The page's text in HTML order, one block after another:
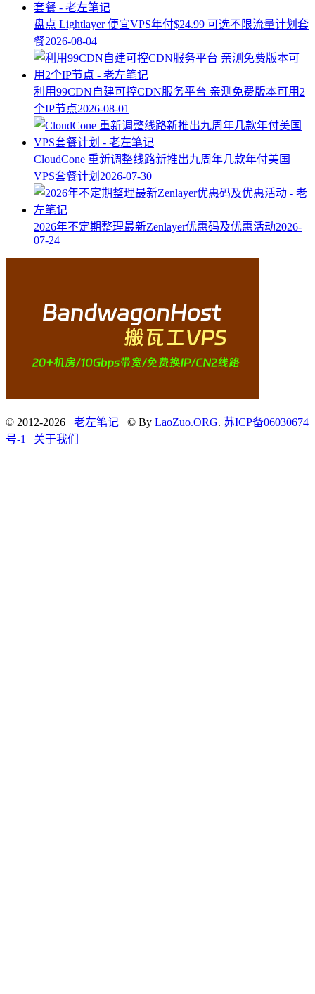
盘点 Lightlayer 便宜VPS年付$24.99 可选不限流量计划套
餐2026-08-04
利用99CDN自建可控CDN服务平台 亲测免费版本可用2
个IP节点2026-08-01
CloudCone 重新调整线路新推出九周年几款年付美国
VPS套餐计划 2026-07-30
2026年不定期整理最新Zenlayer优惠码及优惠活动2026-
07-24
© 2012-2026 老左笔记 © By LaoZuo.ORG. 苏ICP备06030674
号-1 | 关于我们